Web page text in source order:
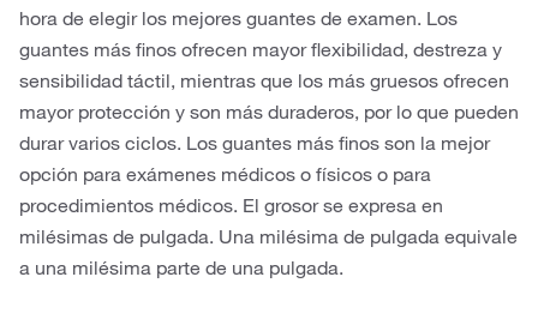
hora de elegir los mejores guantes de examen. Los
guantes más finos ofrecen mayor flexibilidad, destreza y
sensibilidad táctil, mientras que los más gruesos ofrecen
mayor protección y son más duraderos, por lo que pueden
durar varios ciclos. Los guantes más finos son la mejor
opción para exámenes médicos o físicos o para
procedimientos médicos. El grosor se expresa en
milésimas de pulgada. Una milésima de pulgada equivale
a una milésima parte de una pulgada.